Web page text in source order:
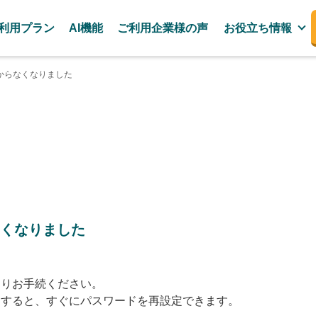
用プラン AI機能 ご利用企業様の声 お役立ち情報
らなくなりました
なりました
お手続ください。
ると、すぐにパスワードを再設定できます。